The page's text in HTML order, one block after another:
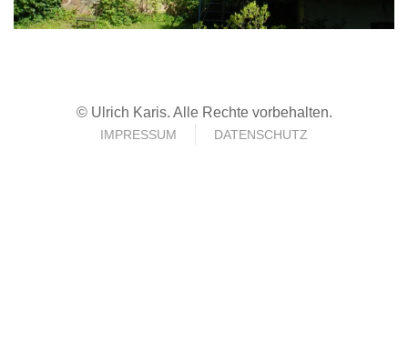
© Ulrich Karis. Alle Rechte vorbehalten.
IMPRESSUM DATENSCHUTZ